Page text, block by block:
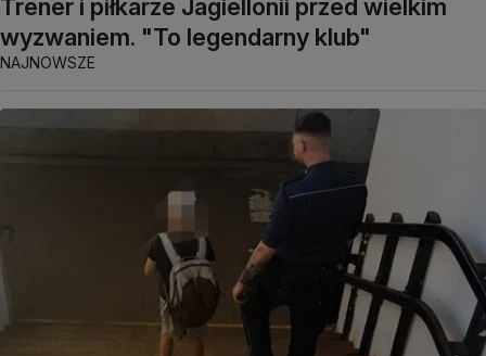
Trener i piłkarze Jagiellonii przed wielkim
wyzwaniem. "To legendarny klub"
NAJNOWSZE